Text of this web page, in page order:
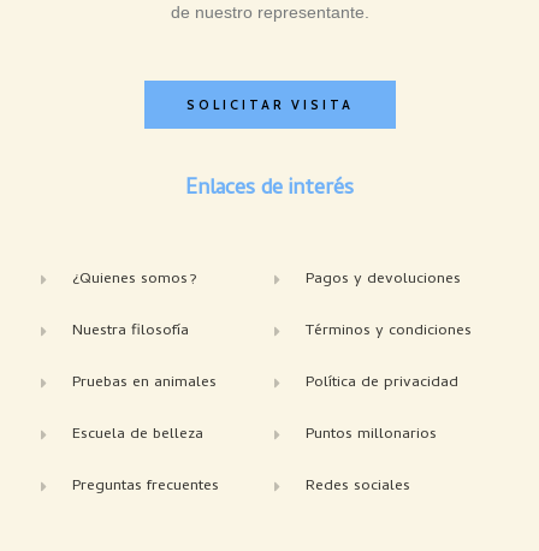
de nuestro representante.
SOLICITAR VISITA
Enlaces de interés
¿Quienes somos?
Nuestra filosofía
Pruebas en animales
Escuela de belleza
Preguntas frecuentes
Pagos y devoluciones
Términos y condiciones
Política de privacidad
Puntos millonarios
Redes sociales